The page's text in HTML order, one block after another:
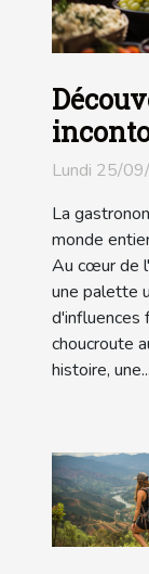
Lundi 25/
La
monde
Au cœur de
une palette
d'influences
choucroute
histoire, une...